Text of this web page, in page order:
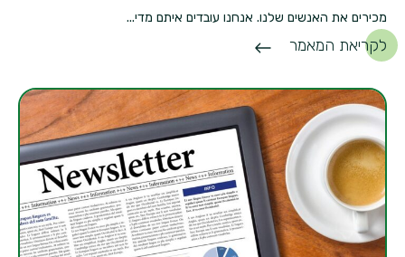
מכירים את האנשים שלנו. אנחנו עובדים איתם מדי...
לקריאת המאמר